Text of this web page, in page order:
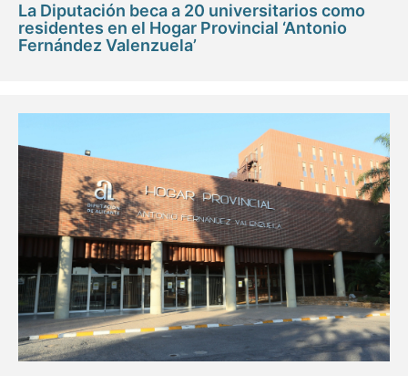
La Diputación beca a 20 universitarios como
residentes en el Hogar Provincial ‘Antonio
Fernández Valenzuela’